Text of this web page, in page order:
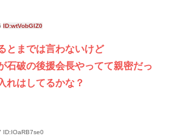
ID:wtVobGlZ0
とまでは言わないけど
石破の後援会長やってて親密だっ
れはしてるかな？
ID:IOaRB7se0